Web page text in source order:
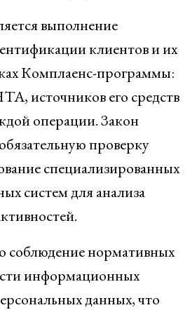
выполнение
клиентов и их
Комплаенс-программы:
источников его средств
операции. Закон
проверку
специализированных
систем для анализа
соблюдение нормативных
информационных
данных, что